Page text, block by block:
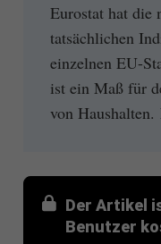
Eurostat hat die
tatsächlichen
einzelnen EU-
ist ein Maß für
von Haushalten.
Der Artikel
Benutzer